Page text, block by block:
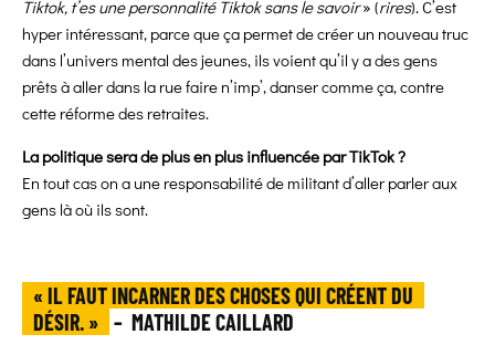
Tiktok, t’es une personnalité Tiktok sans le savoir» (rires). C’est
hyper intéressant, parce que ça permet de créer un nouveau truc
dans l’univers mental des jeunes, ils voient qu’il y a des gens
prêts à aller dans la rue faire n’imp’, danser comme ça, contre
cette réforme des retraites.
La politique sera de plus en plus influencée par TikTok ?
En tout cas on a une responsabilité de militant d’aller parler aux
gens là où ils sont.
« IL FAUT INCARNER DES CHOSES QUI CRÉENT DU
DÉSIR. » – MATHILDE CAILLARD